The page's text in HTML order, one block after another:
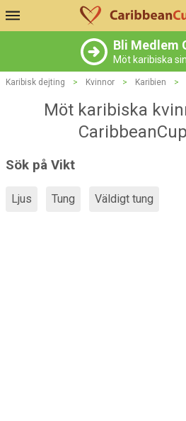
Bli Medlem
Möt karibiska
Karibisk dejting > Kvinnor > Karibien >
Möt karibiska
Sök på Vikt
Ljus Tung Väldigt tung